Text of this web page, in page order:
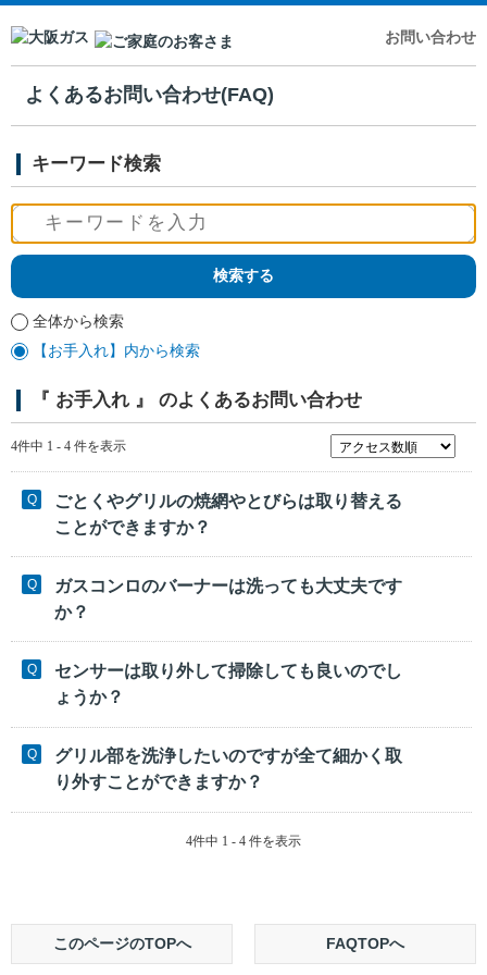
お問い合わせ
よくあるお問い合わせ(FAQ)
キーワード検索
全体から検索
【お手入れ】内から検索
『 お手入れ 』 のよくあるお問い合わせ
4件中 1 - 4 件を表示
ごとくやグリルの焼網やとびらは取り替える
ことができますか？
ガスコンロのバーナーは洗っても大丈夫です
か？
センサーは取り外して掃除しても良いのでし
ょうか？
グリル部を洗浄したいのですが全て細かく取
り外すことができますか？
4件中 1 - 4 件を表示
このページのTOPへ FAQTOPへ